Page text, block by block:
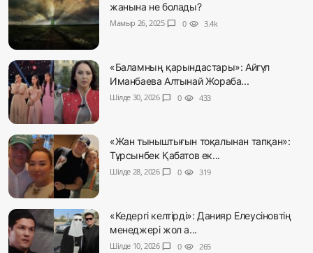
жанына не болады?
Мамыр 26, 2025 chat_bubble 0 visibility 3.4k
«Баламның қарындастары»: Айгүл
Иманбаева Алтынай Жораба...
Шілде 30, 2026 chat_bubble 0 visibility 433
«Жан тыныштығын тоқалынан тапқан»:
Тұрсынбек Қабатов ек...
Шілде 28, 2026 chat_bubble 0 visibility 319
«Кедергі келтірді»: Данияр Елеусіновтің
менеджері жол а...
Шілде 10, 2026 chat_bubble 0 visibility 265